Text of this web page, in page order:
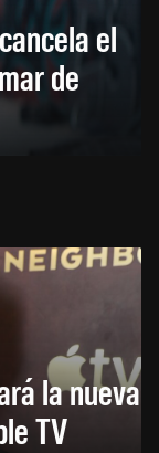
el
de
la nueva
TV